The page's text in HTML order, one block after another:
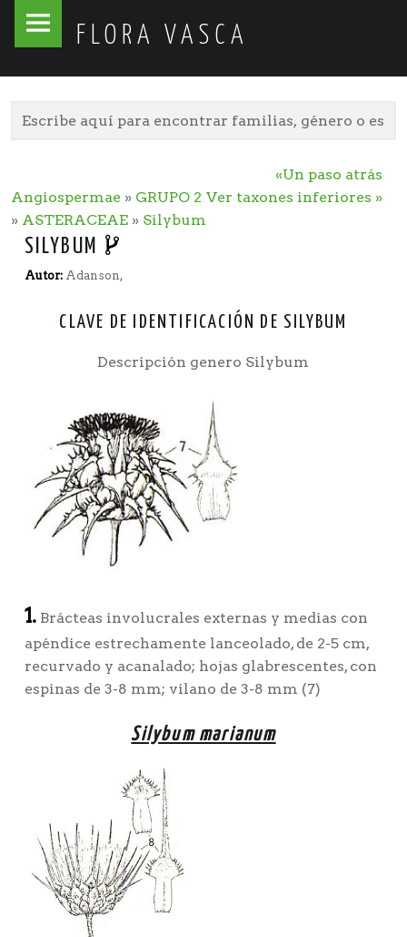
FLORA VASCA
Flora
Skip
«Un paso atrás
Ver taxones inferiores »
Angiospermae» GRUPO 2
» ASTERACEAE» Silybum
SILYBUM
Autor: Adanson,
CLAVE DE IDENTIFICACIÓN DE SILYBUM
Descripción genero Silybum
1.Brácteas involucrales externas y medias con
apéndice estrechamente lanceolado, de 2-5 cm,
recurvado y acanalado; hojas glabrescentes, con
espinas de 3-8 mm; vilano de 3-8 mm (7)
Silybum marianum